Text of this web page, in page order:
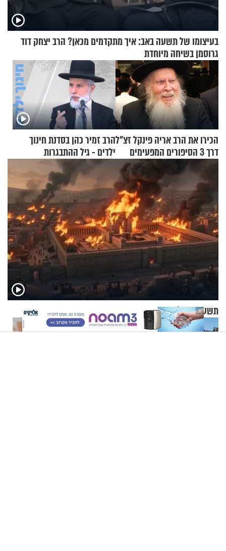
בעיצומו של תשעה באב: איך מתקדמים מכאן? הרב יצחק דוד
גרוסמן בשיחה מיוחדת
הכירו את הרב אריה פינקל זצ"ל
דרך 3 הסיפורים המפעימים
האלה
הרב זמיר כהן בסדנת חינוך
ילדים - גיל ההתבגרות
תשעה באב | מסע לירושלים של פעם: רואים את הנחמה
X